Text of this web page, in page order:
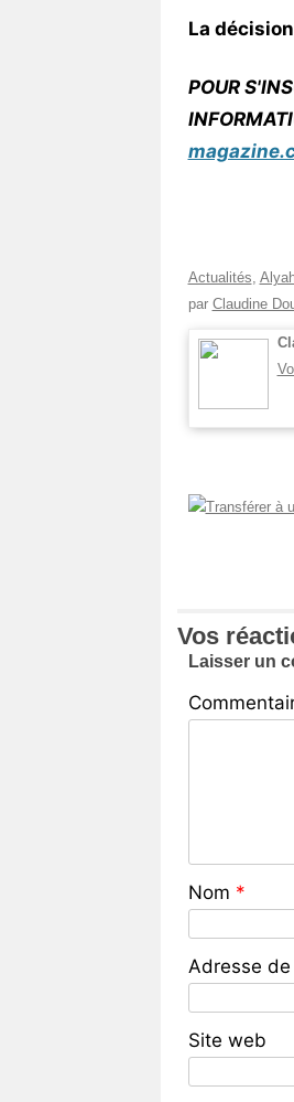
La
POUR
Actualités,
par Claudine
Vos
Laisser un
Nom *
Adresse
Site web